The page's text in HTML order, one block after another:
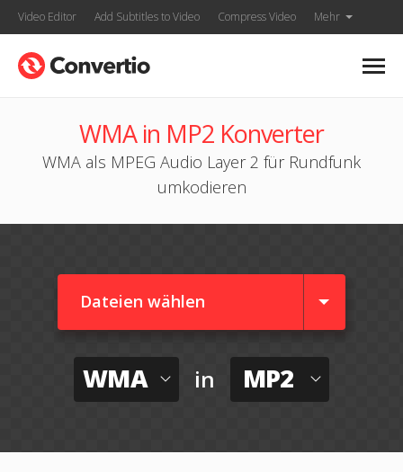
Video Editor Add Subtitles to Video Compress Video Mehr
WMA in MP2 Konverter
WMA als MPEG Audio Layer 2 für Rundfunk
umkodieren
Dateien wählen
WMA in MP2